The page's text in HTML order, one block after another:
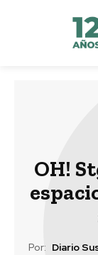
OH!
Por: Diario